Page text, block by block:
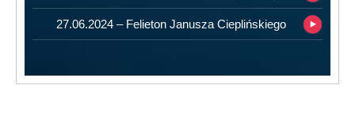
27.06.2024 – Felieton Janusza Cieplińskiego